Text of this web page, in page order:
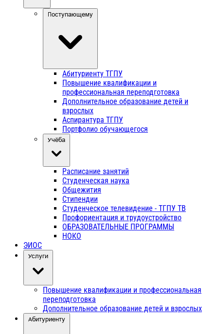
Поступающему
Абитуриенту ТГПУ
Повышение квалификации и
профессиональная переподготовка
Дополнительное образование детей и
взрослых
Аспирантура ТГПУ
Портфолио обучающегося
Учёба
Расписание занятий
Студенческая наука
Общежития
Стипендии
Студенческое телевидение - ТГПУ ТВ
Профориентация и трудоустройство
ОБРАЗОВАТЕЛЬНЫЕ ПРОГРАММЫ
НОКО
ЭИОС
Услуги
Повышение квалификации и профессиональная
переподготовка
Дополнительное образование детей и взрослых
Абитуриенту